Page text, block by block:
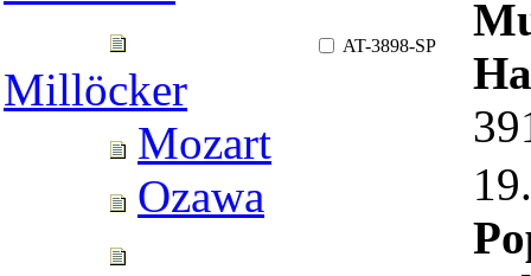
Millöcker
Mozart
Ozawa
AT-3898-SP